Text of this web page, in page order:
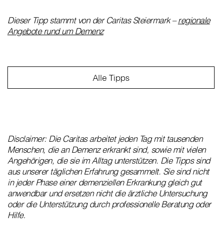
Dieser Tipp stammt von der Caritas Steiermark –regionale
Angebote rund um Demenz
Alle Tipps
Disclaimer: Die Caritas arbeitet jeden Tag mit tausenden
Menschen, die an Demenz erkrankt sind, sowie mit vielen
Angehörigen, die sie im Alltag unterstützen. Die Tipps sind
aus unserer täglichen Erfahrung gesammelt. Sie sind nicht
in jeder Phase einer demenziellen Erkrankung gleich gut
anwendbar und ersetzen nicht die ärztliche Untersuchung
oder die Unterstützung durch professionelle Beratung oder
Hilfe.